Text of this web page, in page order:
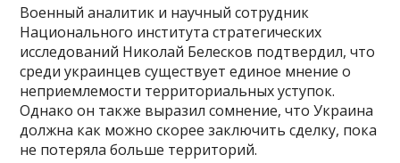
Военный аналитик и научный сотрудник
Национального института стратегических
исследований Николай Белесков подтвердил, что
среди украинцев существует единое мнение о
неприемлемости территориальных уступок.
Однако он также выразил сомнение, что Украина
должна как можно скорее заключить сделку, пока
не потеряла больше территорий.